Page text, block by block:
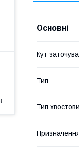
Основні
Кут
Тип
Тип
Призначення